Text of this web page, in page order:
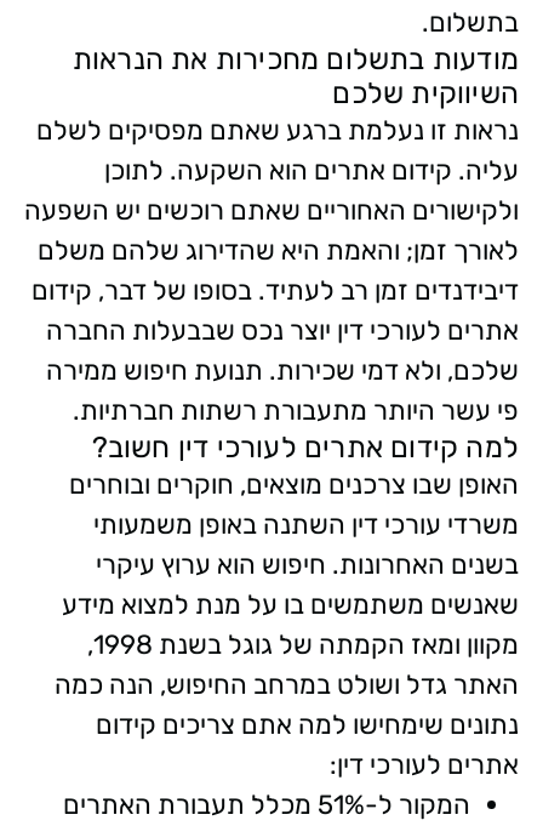
בתשלום.
מודעות בתשלום מחכירות את הנראות
השיווקית שלכם
נראות זו נעלמת ברגע שאתם מפסיקים לשלם
עליה. קידום אתרים הוא השקעה. לתוכן
ולקישורים האחוריים שאתם רוכשים יש השפעה
לאורך זמן; והאמת היא שהדירוג שלהם משלם
דיבידנדים זמן רב לעתיד. בסופו של דבר, קידום
אתרים לעורכי דין יוצר נכס שבבעלות החברה
שלכם, ולא דמי שכירות. תנועת חיפוש ממירה
פי עשר היותר מתעבורת רשתות חברתיות.
למה קידום אתרים לעורכי דין חשוב?
האופן שבו צרכנים מוצאים, חוקרים ובוחרים
משרדי עורכי דין השתנה באופן משמעותי
בשנים האחרונות. חיפוש הוא ערוץ עיקרי
שאנשים משתמשים בו על מנת למצוא מידע
מקוון ומאז הקמתה של גוגל בשנת 1998,
האתר גדל ושולט במרחב החיפוש, הנה כמה
נתונים שימחישו למה אתם צריכים קידום
אתרים לעורכי דין:
המקור ל-51% מכלל תעבורת האתרים